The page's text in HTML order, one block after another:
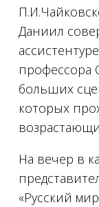
Даниил
профессора
больших
которых
На вечер в
«Русский